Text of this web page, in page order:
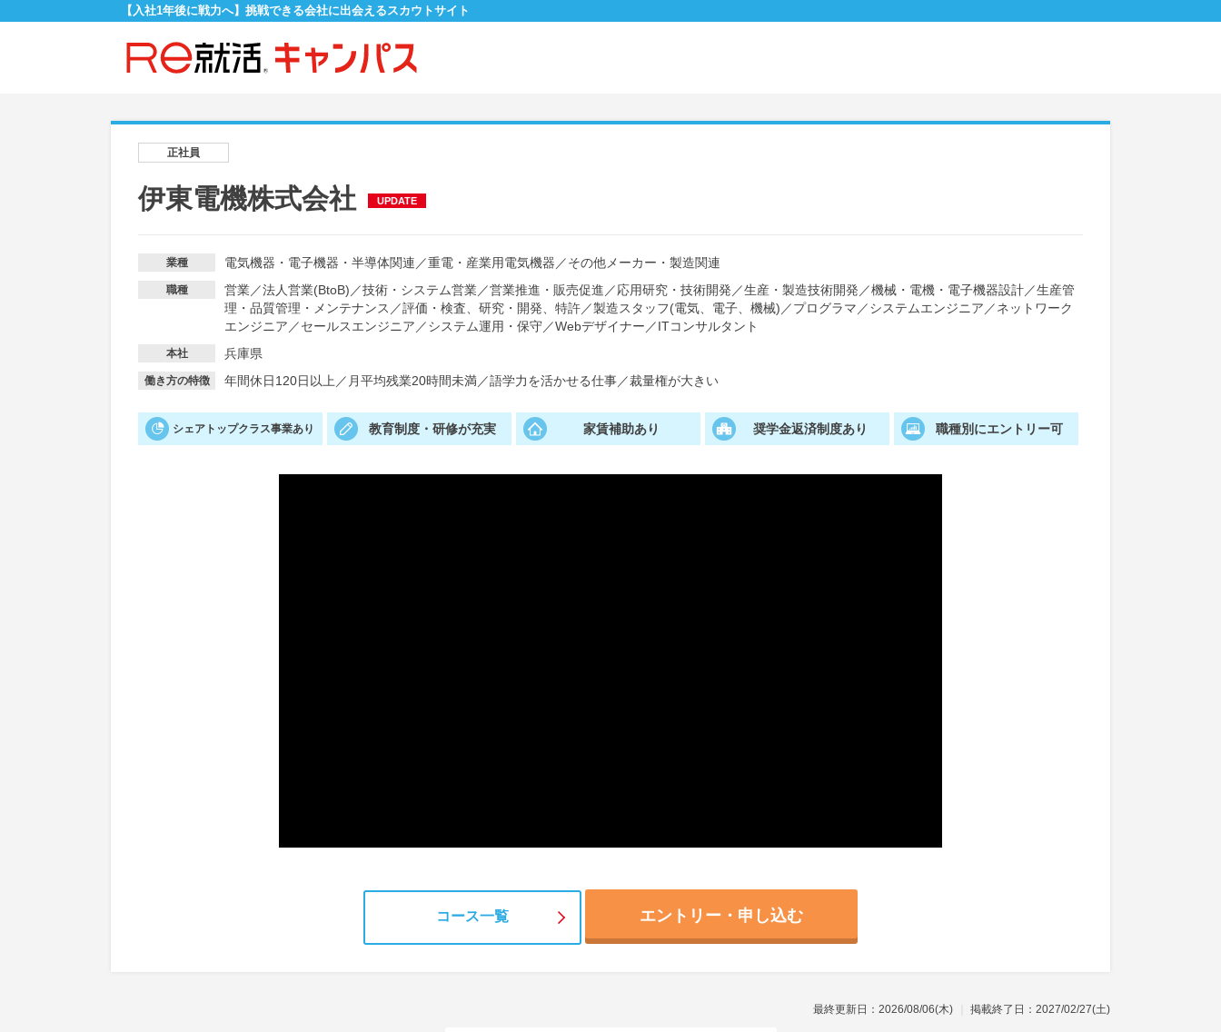
【入社1年後に戦力へ】挑戦できる会社に出会えるスカウトサイト
正社員
伊東電機株式会社 UPDATE
業種 電気機器・電子機器・半導体関連 ／重電・産業用電気機器 ／その他メーカー・製造関連
職種 営業／法人営業(BtoB) ／技術・システム営業／営業推進・販売促進 ／応用研究・技術開発 ／生産・製造技術開発 ／機械・電機・電子機器設計／生産管
理・品質管理・メンテナンス ／評価・検査、研究・開発、特許／製造スタッフ(電気、電子、機械) ／プログラマ ／システムエンジニア ／ネットワーク
エンジニア ／セールスエンジニア ／システム運用・保守／Webデザイナー ／ITコンサルタント
本社 兵庫県
働き方の特徴 年間休日120日以上 ／ 月平均残業20時間未満／語学力を活かせる仕事／裁量権が大きい
シェアトップクラス事業あり 教育制度・研修が充実 家賃補助あり 奨学金返済制度あり 職種別にエントリー可
コース一覧 エントリー・申し込む
最終更新日：2026/08/06(木) 掲載終了日：2027/02/27(土)